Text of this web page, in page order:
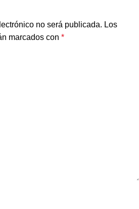
no será publicada. Los
marcados con *